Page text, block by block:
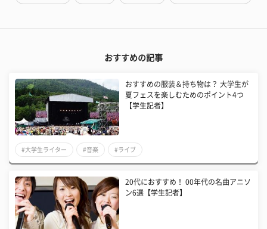
おすすめの記事
おすすめの服装＆持ち物は？ 大学生が
夏フェスを楽しむためのポイント4つ
【学生記者】
#大学生ライター #音楽 #ライブ
20代におすすめ！ 00年代の名曲アニソ
ン6選【学生記者】